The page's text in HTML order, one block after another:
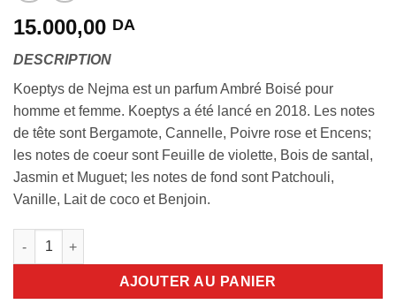
15.000,00 DA
DESCRIPTION
Koeptys de Nejma est un parfum Ambré Boisé pour
homme et femme. Koeptys a été lancé en 2018. Les notes
de tête sont Bergamote, Cannelle, Poivre rose et Encens;
les notes de coeur sont Feuille de violette, Bois de santal,
Jasmin et Muguet; les notes de fond sont Patchouli,
Vanille, Lait de coco et Benjoin.
quantité de Koeptys Nejma 100ml edp
AJOUTER AU PANIER